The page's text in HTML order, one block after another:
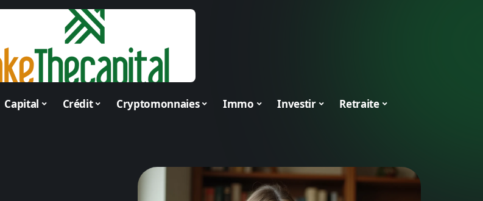
Capital Crédit Cryptomonnaies Immo Investir Retraite